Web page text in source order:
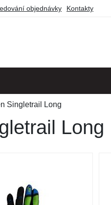
objednávky Kontakty
Singletrail Long
Long